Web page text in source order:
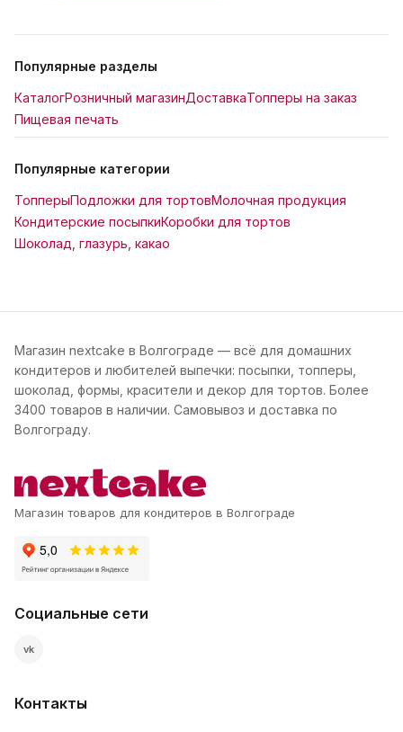
Популярные разделы
КаталогРозничный магазинДоставкаТопперы на заказ
Пищевая печать
Популярные категории
ТопперыПодложки для тортовМолочная продукция
Кондитерские посыпкиКоробки для тортов
Шоколад, глазурь, какао
Магазин nextcake в Волгограде — всё для домашних
кондитеров и любителей выпечки: посыпки, топперы,
шоколад, формы, красители и декор для тортов. Более
3400 товаров в наличии. Самовывоз и доставка по
Волгограду.
Магазин товаров для кондитеров в Волгограде
Социальные сети
vk
Контакты